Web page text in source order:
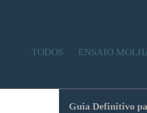
TODOS ENSAIO
Guia Definitivo